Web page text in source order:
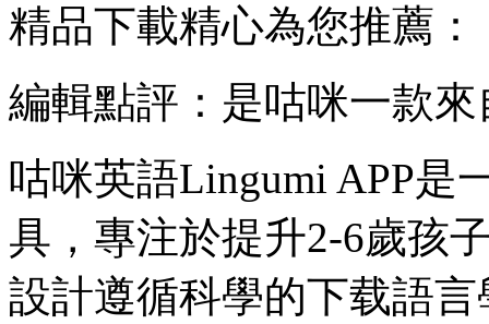
精品下載精心為您推薦：
編輯點評：是咕咪一款
咕咪英語Lingumi APP是
具，專注於提升2-6歲孩
設計遵循科學的下载語言